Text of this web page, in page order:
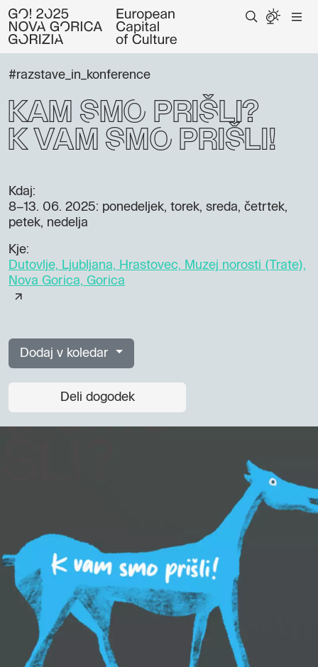
#razstave_in_konference
Kam smo prišli?
K vam smo prišli!
Kdaj:
8–13. 06. 2025: ponedeljek, torek, sreda, četrtek,
petek, nedelja
Kje:
Dutovlje, Ljubljana, Hrastovec, Muzej norosti (Trate),
Nova Gorica, Gorica
Dodaj v koledar
Deli dogodek